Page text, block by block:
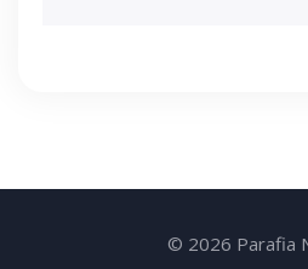
© 2026 Parafia